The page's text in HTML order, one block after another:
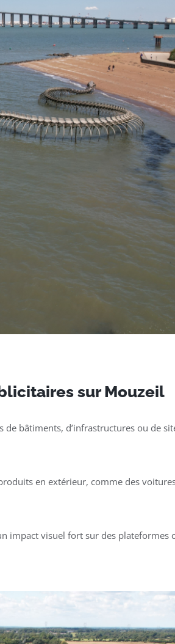
sur Mouzeil
de bâtiments, d’infrastructures ou de
en extérieur, comme des
impact visuel fort sur des plateformes